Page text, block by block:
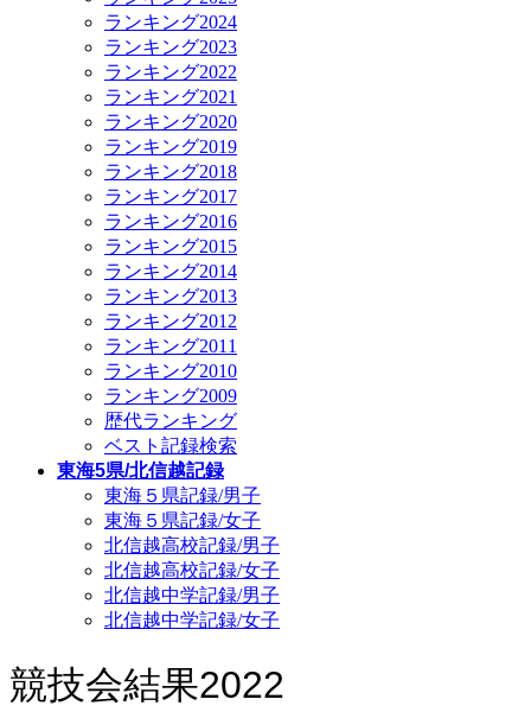
ランキング2024
ランキング2023
ランキング2022
ランキング2021
ランキング2020
ランキング2019
ランキング2018
ランキング2017
ランキング2016
ランキング2015
ランキング2014
ランキング2013
ランキング2012
ランキング2011
ランキング2010
ランキング2009
歴代ランキング
ベスト記録検索
東海5県/北信越記録
東海５県記録/男子
東海５県記録/女子
北信越高校記録/男子
北信越高校記録/女子
北信越中学記録/男子
北信越中学記録/女子
競技会結果2022